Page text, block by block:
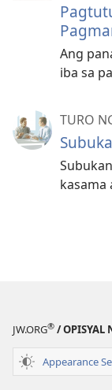
Ang
iba sa
TURO
kasama
JW.ORG® / OPISYAL
Appearance